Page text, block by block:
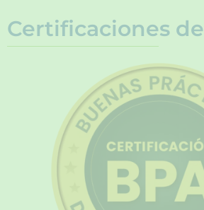
Certificaciones de